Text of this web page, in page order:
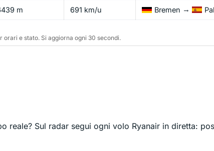
m 691 km/u Bremen →
e stato. Si aggiorna ogni 30 secondi.
reale? Sul radar segui ogni volo Ryanair in diretta: